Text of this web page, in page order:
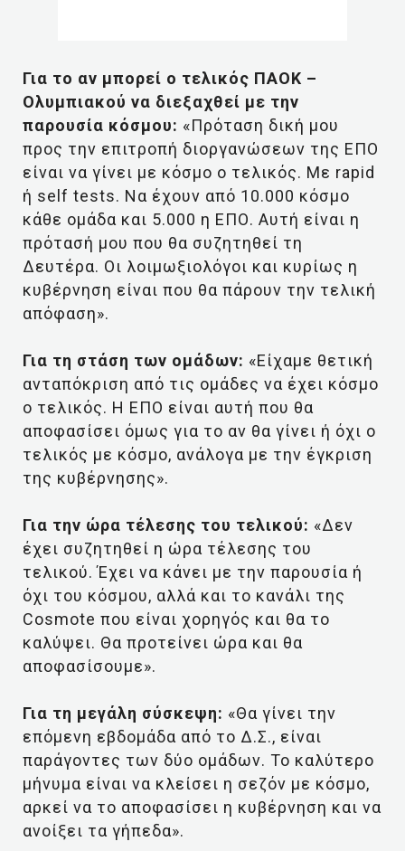
Για το αν μπορεί ο τελικός ΠΑΟΚ –
Ολυμπιακού να διεξαχθεί με την
παρουσία κόσμου: «Πρόταση δική μου
προς την επιτροπή διοργανώσεων της ΕΠΟ
είναι να γίνει με κόσμο ο τελικός. Με rapid
ή self tests. Να έχουν από 10.000 κόσμο
κάθε ομάδα και 5.000 η ΕΠΟ. Αυτή είναι η
πρότασή μου που θα συζητηθεί τη
Δευτέρα. Οι λοιμωξιολόγοι και κυρίως η
κυβέρνηση είναι που θα πάρουν την τελική
απόφαση».
Για τη στάση των ομάδων: «Είχαμε θετική
ανταπόκριση από τις ομάδες να έχει κόσμο
ο τελικός. Η ΕΠΟ είναι αυτή που θα
αποφασίσει όμως για το αν θα γίνει ή όχι ο
τελικός με κόσμο, ανάλογα με την έγκριση
της κυβέρνησης».
Για την ώρα τέλεσης του τελικού: «Δεν
έχει συζητηθεί η ώρα τέλεσης του
τελικού. Έχει να κάνει με την παρουσία ή
όχι του κόσμου, αλλά και το κανάλι της
Cosmote που είναι χορηγός και θα το
καλύψει. Θα προτείνει ώρα και θα
αποφασίσουμε».
Για τη μεγάλη σύσκεψη: «Θα γίνει την
επόμενη εβδομάδα από το Δ.Σ., είναι
παράγοντες των δύο ομάδων. Το καλύτερο
μήνυμα είναι να κλείσει η σεζόν με κόσμο,
αρκεί να το αποφασίσει η κυβέρνηση και να
ανοίξει τα γήπεδα».